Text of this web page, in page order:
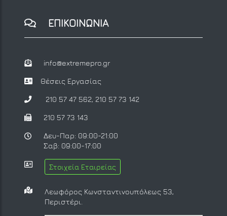
ΕΠΙΚΟΙΝΩΝΙΑ
info@extremepro.gr
Θέσεις Εργασίας
210 57 47 562, 210 57 73 142
210 57 73 143
Δευ-Παρ: 09:00-21:00
Σαβ: 09:00-17:00
Στοιχεία Εταιρείας
Λεωφόρος Κωνσταντινουπόλεως 53,
Περιστέρι.